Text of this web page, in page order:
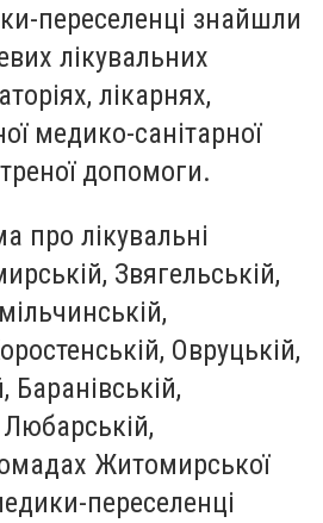
переселенці знайшли
лікувальних
лікарнях,
медико-санітарної
допомоги.
про лікувальні
Звягельській,
Овруцькій,
Баранівській,
Житомирської
переселенці